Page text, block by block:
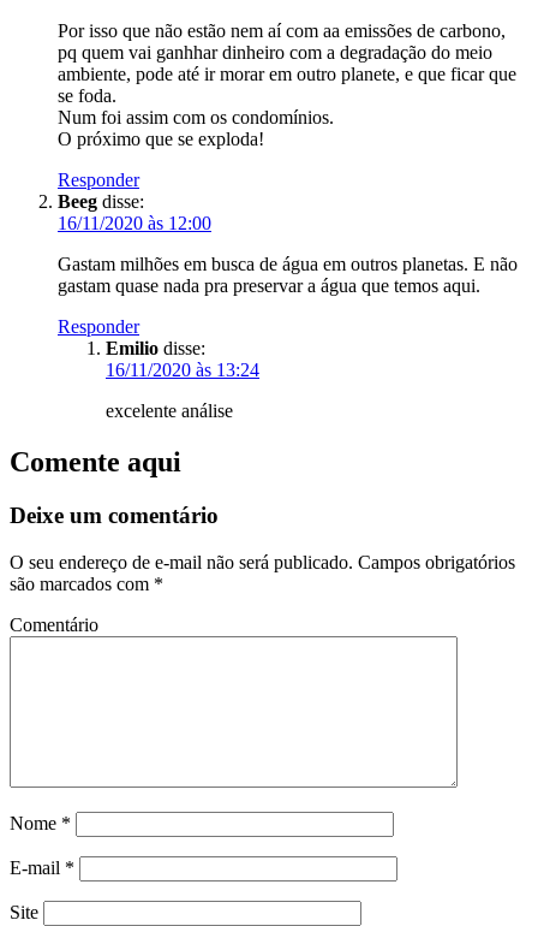
Por isso que não estão nem aí com aa emissões de carbono,
pq quem vai ganhhar dinheiro com a degradação do meio
ambiente, pode até ir morar em outro planete, e que ficar que
se foda.
Num foi assim com os condomínios.
O próximo que se exploda!
Responder
Beeg disse:
16/11/2020 às 12:00
Gastam milhões em busca de água em outros planetas. E não
gastam quase nada pra preservar a água que temos aqui.
Responder
Emilio disse:
16/11/2020 às 13:24
excelente análise
Comente aqui
Deixe um comentário
O seu endereço de e-mail não será publicado. Campos obrigatórios
são marcados com *
Comentário
Nome *
E-mail *
Site